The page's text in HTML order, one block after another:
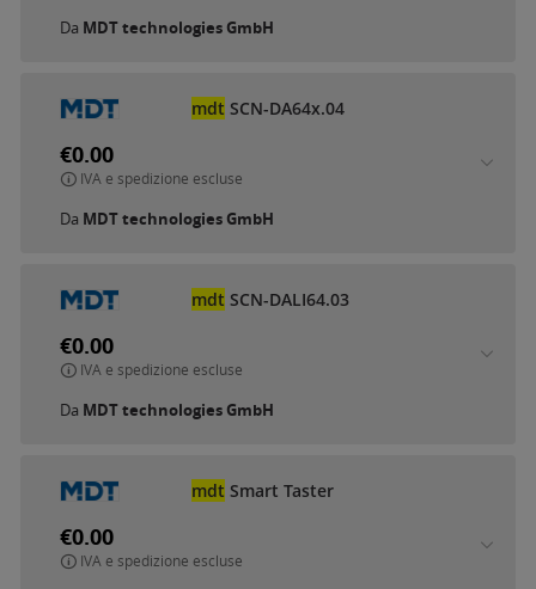
Da MDT technologies GmbH
mdt SCN-DA64x.04
€0.00
IVA e spedizione escluse
Da MDT technologies GmbH
mdt SCN-DALI64.03
€0.00
IVA e spedizione escluse
Da MDT technologies GmbH
mdt Smart Taster
€0.00
IVA e spedizione escluse